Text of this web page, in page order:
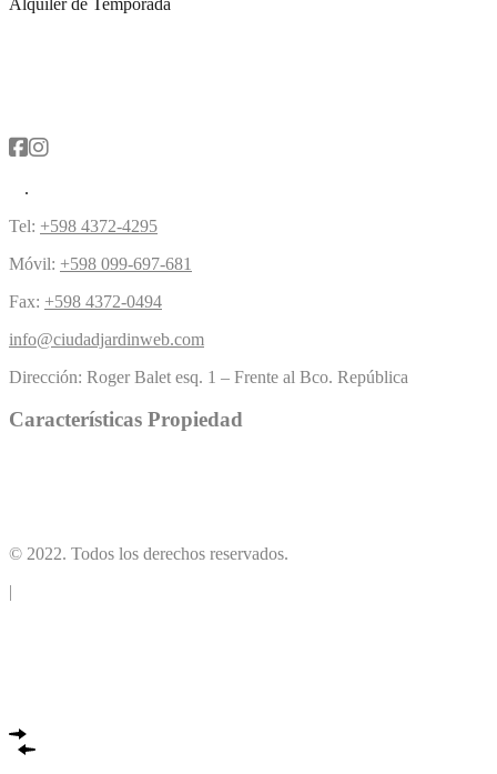
Tel: +598 4372-4295
Móvil: +598 099-697-681
Fax: +598 4372-0494
info@ciudadjardinweb.com
Dirección: Roger Balet esq. 1 – Frente al Bco. República
Características Propiedad
© 2022. Todos los derechos reservados.
|